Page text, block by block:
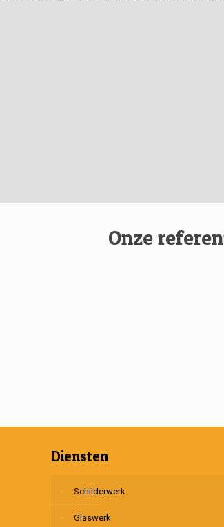
Onze
Diensten
Schilderwerk
Glaswerk